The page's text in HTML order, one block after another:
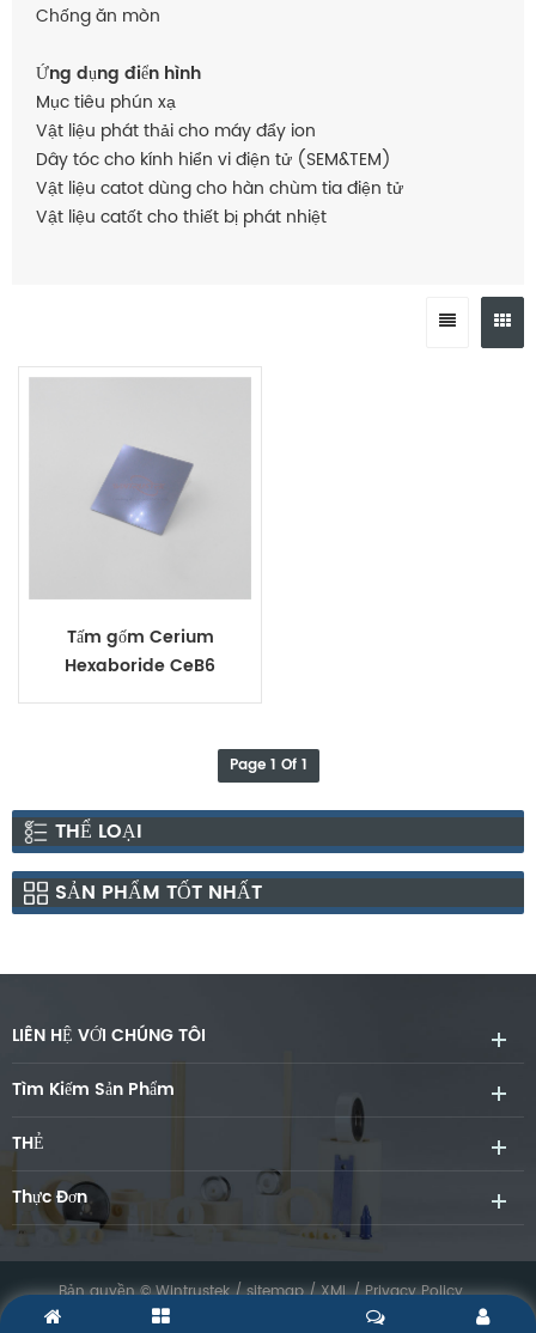
Chống ăn mòn
Ứng dụng điển hình
Mục tiêu phún xạ
Vật liệu phát thải cho máy đẩy ion
Dây tóc cho kính hiển vi điện tử (SEM&TEM)
Vật liệu catot dùng cho hàn chùm tia điện tử
Vật liệu catốt cho thiết bị phát nhiệt
Tấm gốm Cerium
Hexaboride CeB6
Page 1 Of 1
THỂ LOẠI
SẢN PHẨM TỐT NHẤT
LIÊN HỆ VỚI CHÚNG TÔI
Tìm Kiếm Sản Phẩm
THẺ
Thực Đơn
Bản quyền © Wintrustek /sitemap/XML/Privacy Policy